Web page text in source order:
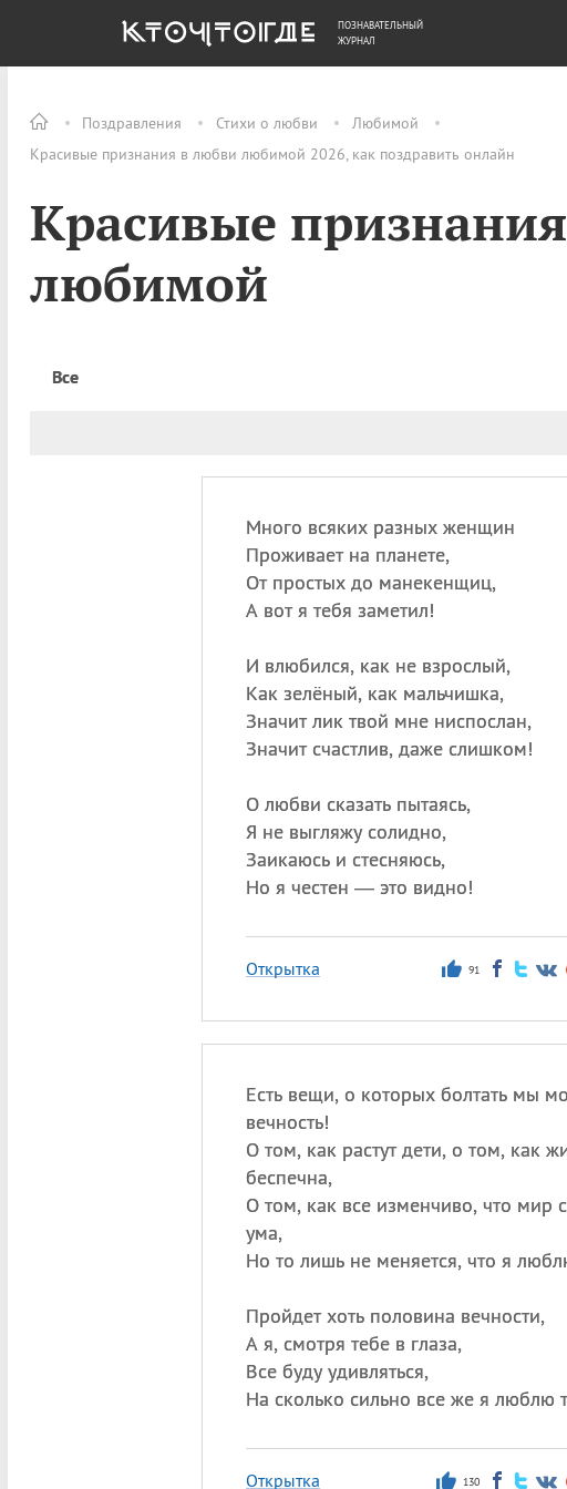
Поздравления Стихи о любви
Любимой
Красивые признания в любви любимой 2026, как поздравить онлайн
Красивые
любимой
Все
Много всяких разных женщин
Проживает на планете,
От простых до манекенщиц,
А вот я тебя заметил!
И влюбился, как не взрослый,
Как зелёный, как мальчишка,
Значит лик твой мне ниспослан,
Значит счастлив, даже слишком!
О любви сказать пытаясь,
Я не выгляжу солидно,
Заикаюсь и стесняюсь,
Но я честен — это видно!
Открытка 91
Есть вещи, о которых болтать мы
вечность!
О том, как растут дети, о том, как
беспечна,
О том, как все изменчиво, что мир
ума,
Но то лишь не меняется, что я
Пройдет хоть половина вечности,
А я, смотря тебе в глаза,
Все буду удивляться,
На сколько сильно все же я люблю
Открытка 130
ОБЩЕСТВО ДЕНЬГИ
ПОЗНАВАТЕЛЬНЫЙ
ЖУРНАЛ